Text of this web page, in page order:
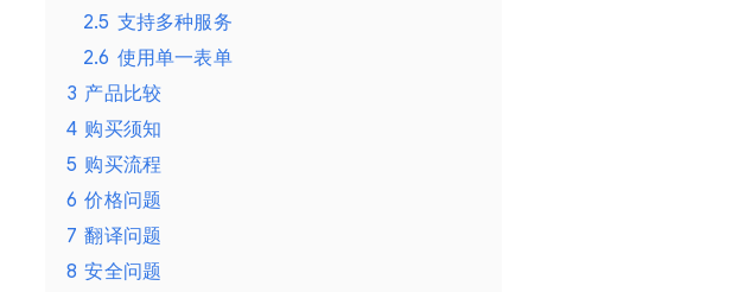
2.5 支持多种服务
2.6 使用单一表单
3 产品比较
4 购买须知
5 购买流程
6 价格问题
7 翻译问题
8 安全问题